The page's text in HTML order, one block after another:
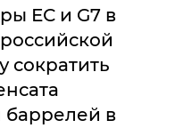
ЕС и G7 в
сократить
баррелей в